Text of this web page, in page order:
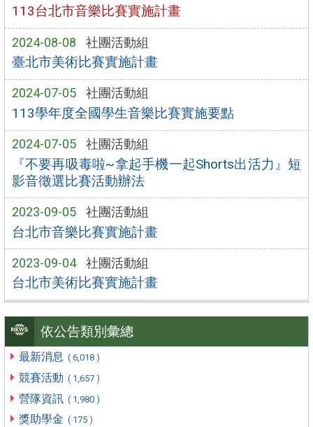
113台北市音樂比賽實施計畫
2024-08-08 社團活動組
臺北市美術比賽實施計畫
2024-07-05 社團活動組
113學年度全國學生音樂比賽實施要點
2024-07-05 社團活動組
『不要再吸毒啦~拿起手機一起Shorts出活力』短
影音徵選比賽活動辦法
2023-09-05 社團活動組
台北市音樂比賽實施計畫
2023-09-04 社團活動組
台北市美術比賽實施計畫
依公告類別彙總
最新消息 ( 6,018 )
競賽活動 ( 1,657 )
營隊資訊 ( 1,980 )
獎助學金 ( 175 )